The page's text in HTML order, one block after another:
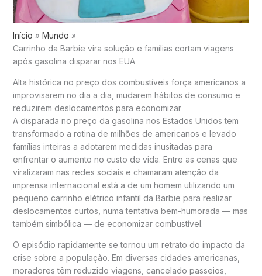
Início
Mundo
Carrinho da Barbie vira solução e famílias cortam viagens
após gasolina disparar nos EUA
Alta histórica no preço dos combustíveis força americanos a
improvisarem no dia a dia, mudarem hábitos de consumo e
reduzirem deslocamentos para economizar
A disparada no preço da gasolina nos Estados Unidos tem
transformado a rotina de milhões de americanos e levado
famílias inteiras a adotarem medidas inusitadas para
enfrentar o aumento no custo de vida. Entre as cenas que
viralizaram nas redes sociais e chamaram atenção da
imprensa internacional está a de um homem utilizando um
pequeno carrinho elétrico infantil da Barbie para realizar
deslocamentos curtos, numa tentativa bem-humorada — mas
também simbólica — de economizar combustível.
O episódio rapidamente se tornou um retrato do impacto da
crise sobre a população. Em diversas cidades americanas,
moradores têm reduzido viagens, cancelado passeios,